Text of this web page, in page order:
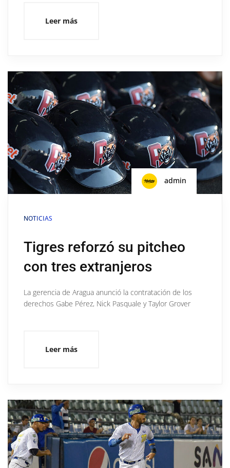
Leer más
admin
NOTICIAS
Tigres reforzó su pitcheo
con tres extranjeros
La gerencia de Aragua anunció la contratación de los
derechos Gabe Pérez, Nick Pasquale y Taylor Grover
Leer más